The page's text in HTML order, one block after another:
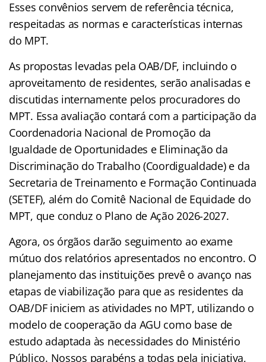
Esses convênios servem de referência técnica,
respeitadas as normas e características internas
do MPT.
As propostas levadas pela OAB/DF, incluindo o
aproveitamento de residentes, serão analisadas e
discutidas internamente pelos procuradores do
MPT. Essa avaliação contará com a participação da
Coordenadoria Nacional de Promoção da
Igualdade de Oportunidades e Eliminação da
Discriminação do Trabalho (Coordigualdade) e da
Secretaria de Treinamento e Formação Continuada
(SETEF), além do Comitê Nacional de Equidade do
MPT, que conduz o Plano de Ação 2026-2027.
Agora, os órgãos darão seguimento ao exame
mútuo dos relatórios apresentados no encontro. O
planejamento das instituições prevê o avanço nas
etapas de viabilização para que as residentes da
OAB/DF iniciem as atividades no MPT, utilizando o
modelo de cooperação da AGU como base de
estudo adaptada às necessidades do Ministério
Público. Nossos parabéns a todas pela iniciativa,